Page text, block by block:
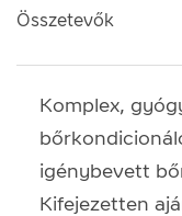
Összetevők
Komplex,
igénybevett
Kifejezetten